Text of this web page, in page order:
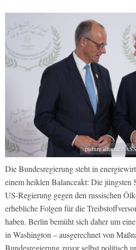
picture alliance /
Die Bundesregierung steht in
einem heiklen Balanceakt: Die jüngsten
US-Regierung gegen den russischen
erhebliche Folgen für die
haben. Berlin bemüht sich daher um
in Washington – ausgerechnet von